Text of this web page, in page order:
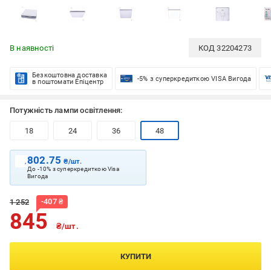
В наявності КОД32204273
Безкоштовна доставка
в поштомати Епіцентр
-5% з суперкредиткою VISA Вигода
Потужність лампи освітлення:
18 24 36 48
802.75₴/шт.
До -10% з суперкредиткою Visa
Вигода
1 252 -407₴
845 ₴/шт.
КУПИТИ